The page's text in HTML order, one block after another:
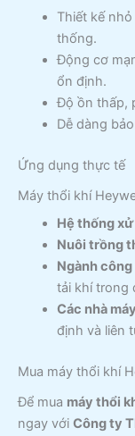
Thiết kế
thống.
Động cơ
ổn định.
Độ ồn thấp,
Dễ dàng
Ứng dụng thực tế
Máy thổi khí
Hệ thống
Nuôi trồng
Ngành
tải khí trong
Các nhà
định và liên
Mua máy thổi khí
Để mua máy thổi
ngay với Công ty